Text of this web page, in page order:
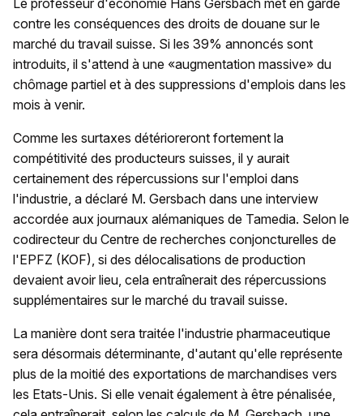
contre les conséquences des droits de douane sur le
marché du travail suisse. Si les 39% annoncés sont
introduits, il s'attend à une «augmentation massive» du
chômage partiel et à des suppressions d'emplois dans les
mois à venir.
Comme les surtaxes détérioreront fortement la
compétitivité des producteurs suisses, il y aurait
certainement des répercussions sur l'emploi dans
l'industrie, a déclaré M. Gersbach dans une interview
accordée aux journaux alémaniques de Tamedia. Selon le
codirecteur du Centre de recherches conjoncturelles de
l'EPFZ (KOF), si des délocalisations de production
devaient avoir lieu, cela entraînerait des répercussions
supplémentaires sur le marché du travail suisse.
La manière dont sera traitée l'industrie pharmaceutique
sera désormais déterminante, d'autant qu'elle représente
plus de la moitié des exportations de marchandises vers
les Etats-Unis. Si elle venait également à être pénalisée,